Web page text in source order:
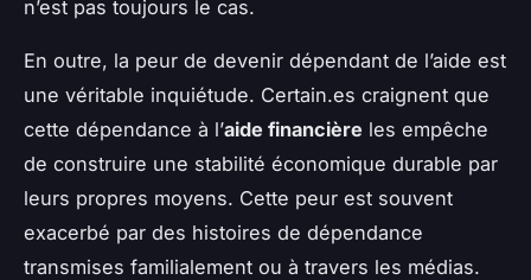
n’est pas toujours le cas.
En outre, la peur de devenir dépendant de l’aide est
une véritable inquiétude. Certain.es craignent que
cette dépendance à l’aide financière les empêche
de construire une stabilité économique durable par
leurs propres moyens. Cette peur est souvent
exacerbé par des histoires de dépendance
transmises familialement ou à travers les médias.